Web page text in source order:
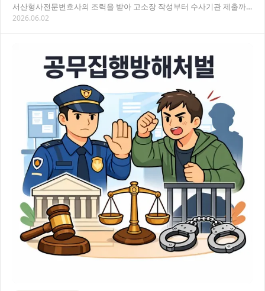
서산형사전문변호사의 조력을 받아 고소장 작성부터 수사기관 제출까
지 실수 없이 대응하는 방법을 안내드립니다. 목차…
2026.06.02